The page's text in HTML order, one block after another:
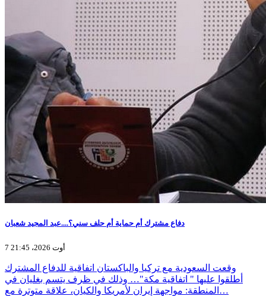
دفاع مشترك أم حماية أم حلف سني؟....عبد المجيد شعبان
7 أوت 2026، 21:45
وقعت السعودية مع تركيا والباكستان اتفاقية للدفاع المشترك
أطلقوا عليها " اتفاقية مكة"… وذلك في ظرف يتسم بغليان في
المنطقة: مواجهة إيران لأمريكا والكيان، علاقة متوترة مع…